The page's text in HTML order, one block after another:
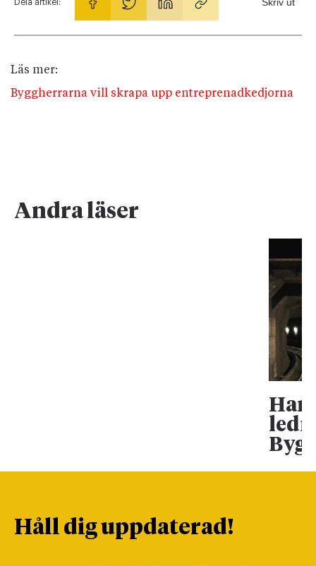
Dela artikel: Skriv ut
Läs mer:
Byggherrarna vill skrapa upp entreprenadkedjorna
Andra läser
Han
Håll dig uppdaterad!